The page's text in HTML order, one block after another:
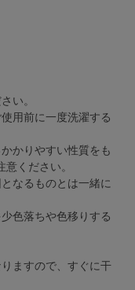
い。
用前に一度洗濯する
かりやすい性質をも
ください。
なるものとは一緒に
色落ちや色移りする
ますので、すぐに干